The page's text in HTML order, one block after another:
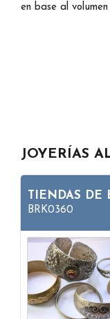
en base al
JOYERÍAS
TIENDAS DE
BRK0360